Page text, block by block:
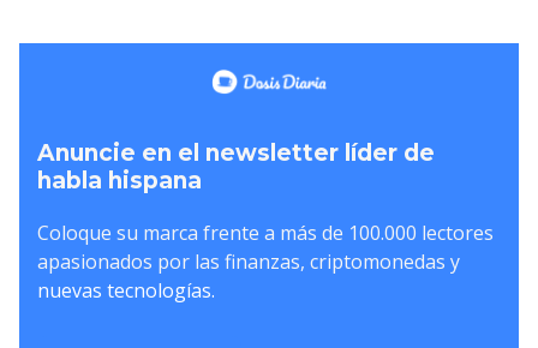
Anuncie en el newsletter líder de
habla hispana
Coloque su marca frente a más de 100.000 lectores
apasionados por las finanzas, criptomonedas y
nuevas tecnologías.